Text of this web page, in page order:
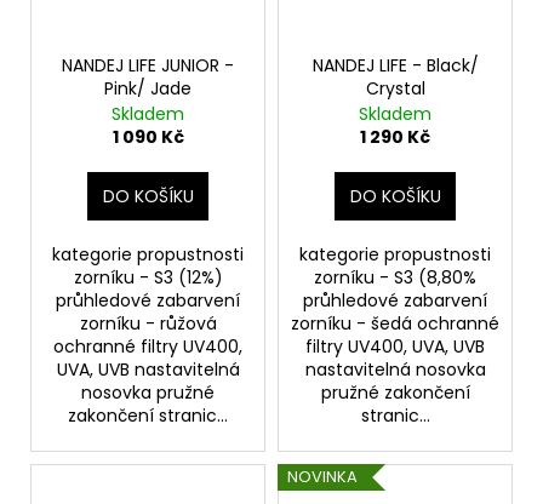
NANDEJ LIFE JUNIOR -
Pink/ Jade
Skladem
1 090 Kč
DO KOŠÍKU
kategorie propustnosti
zorníku - S3 (12%)
průhledové zabarvení
zorníku - růžová
ochranné filtry UV400,
UVA, UVB nastavitelná
nosovka pružné
zakončení stranic...
NANDEJ LIFE - Black/
Crystal
Skladem
1 290 Kč
DO KOŠÍKU
kategorie propustnosti
zorníku - S3 (8,80%
průhledové zabarvení
zorníku - šedá ochranné
filtry UV400, UVA, UVB
nastavitelná nosovka
pružné zakončení
stranic...
NOVINKA